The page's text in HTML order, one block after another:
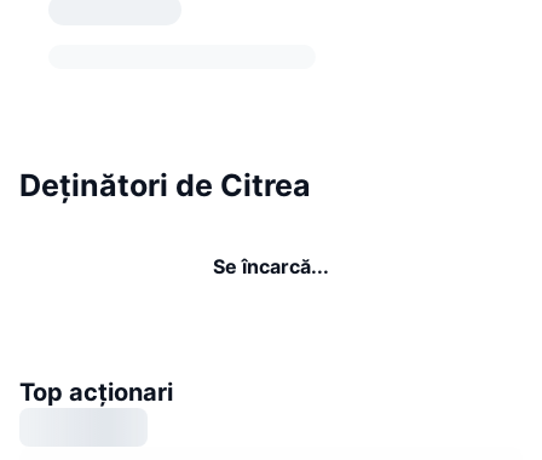
Deținători de Citrea
Se încarcă...
Top acționari